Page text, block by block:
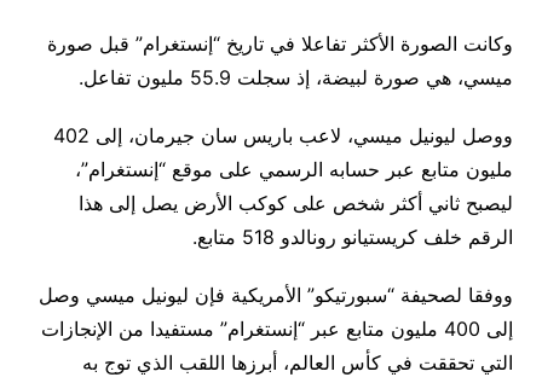
وكانت الصورة الأكثر تفاعلا في تاريخ “إنستغرام” قبل صورة
ميسي، هي صورة لبيضة، إذ سجلت 55.9 مليون تفاعل.
ووصل ليونيل ميسي، لاعب باريس سان جيرمان، إلى 402
مليون متابع عبر حسابه الرسمي على موقع “إنستغرام”،
ليصبح ثاني أكثر شخص على كوكب الأرض يصل إلى هذا
الرقم خلف كريستيانو رونالدو 518 متابع.
ووفقا لصحيفة “سبورتيكو” الأمريكية فإن ليونيل ميسي وصل
إلى 400 مليون متابع عبر “إنستغرام” مستفيدا من الإنجازات
التي تحققت في كأس العالم، أبرزها اللقب الذي توج به